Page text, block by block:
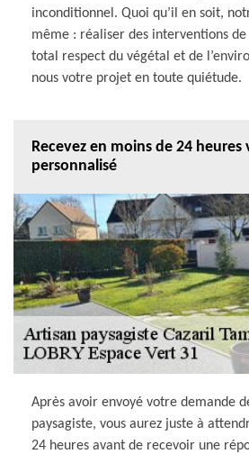
inconditionnel. Quoi qu’il en soit,
même : réaliser des interventions
total respect du végétal et de
nous votre projet en toute quiétude.
Recevez en moins de 24
personnalisé
Après avoir envoyé votre demande
paysagiste, vous aurez juste à
24 heures avant de recevoir une